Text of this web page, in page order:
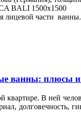
BALI 1500х1500
лицевой части ванны.
ванны: плюсы
квартире. В ней
долговечность,